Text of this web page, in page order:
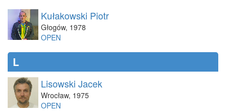
Kułakowski Piotr
Głogów, 1978
OPEN
L
Lisowski Jacek
Wrocław, 1975
OPEN